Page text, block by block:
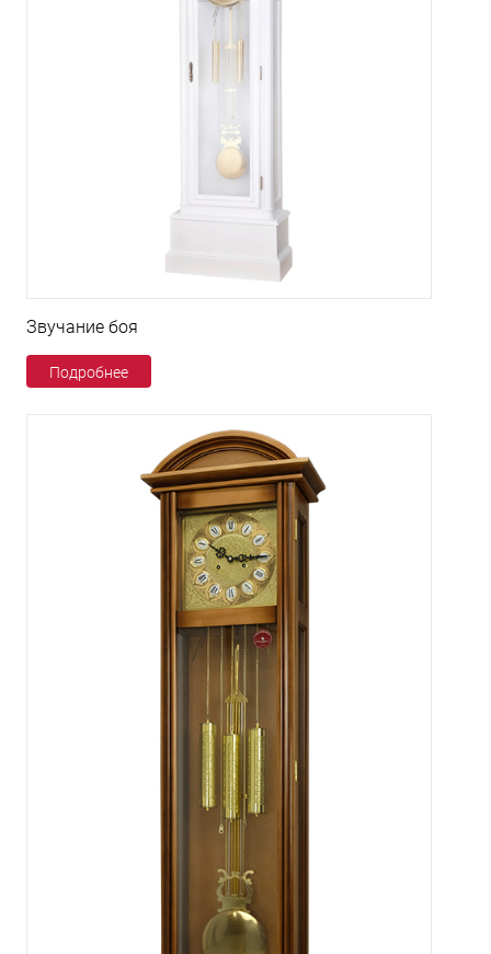
Звучание боя
Подробнее